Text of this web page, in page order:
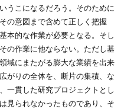
うこになるだろう。そのために
の意図まで含めて正しく把握
本的な作業が必要となる。そし
の作業に他ならない。ただし基
域にまたがる膨大な業績を出来
がりの全体を、断片の集積、な
一貫した研究プロジェクトとし
見られなかったものであり、そ